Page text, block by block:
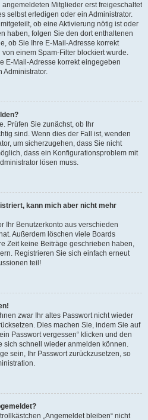
Mitglieder erst freigeschaltet
selbst erledigen oder ein Administrator.
ob eine Aktivierung nötig ist oder
haben, folgen Sie den dort enthaltenen
ob Sie Ihre E-Mail-Adresse korrekt
einem Spam-Filter blockiert wurde.
E-Mail-Adresse korrekt eingegeben
Administrator.
Prüfen Sie zunächst, ob Ihr
sind. Wenn dies der Fall ist, wenden
um sicherzugehen, dass Sie nicht
dass ein Konfigurationsproblem mit
lösen muss.
kann mich aber nicht mehr
Ihr Benutzerkonto aus verschieden
Außerdem löschen viele Boards
Zeit keine Beiträge geschrieben haben,
Registrieren Sie sich einfach erneut
teil!
zwar Ihr altes Passwort nicht wieder
Dies machen Sie, indem Sie auf
Passwort vergessen“ klicken und den
sich schnell wieder anmelden können.
sein, Ihr Passwort zurückzusetzen, so
„Angemeldet bleiben“ nicht